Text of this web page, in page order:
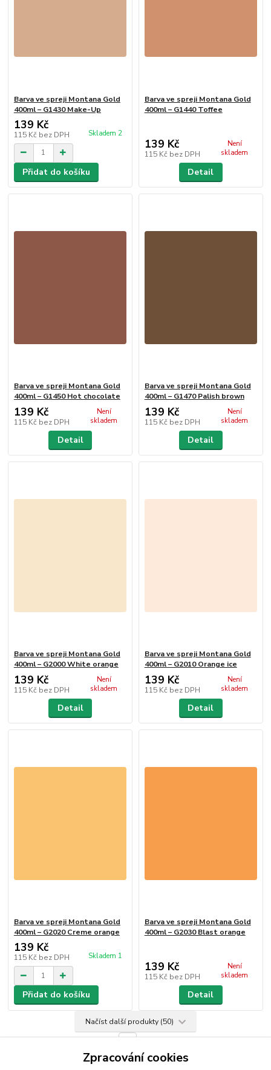
Barva ve spreji Montana Gold
400ml – G1430 Make-Up
139 Kč
115 Kč bez DPH Skladem 2
Přidat do košíku
Barva ve spreji Montana Gold
400ml – G1440 Toffee
139 Kč
115 Kč bez DPH
Není
skladem
Detail
Barva ve spreji Montana Gold
400ml – G1450 Hot chocolate
139 Kč
115 Kč bez DPH
Není
skladem
Detail
Barva ve spreji Montana Gold
400ml – G1470 Palish brown
139 Kč
115 Kč bez DPH
Není
skladem
Detail
Barva ve spreji Montana Gold
400ml – G2000 White orange
139 Kč
115 Kč bez DPH
Není
skladem
Detail
Barva ve spreji Montana Gold
400ml – G2010 Orange ice
139 Kč
115 Kč bez DPH
Není
skladem
Detail
Barva ve spreji Montana Gold
400ml – G2020 Creme orange
139 Kč
115 Kč bez DPH Skladem 1
Přidat do košíku
Barva ve spreji Montana Gold
400ml – G2030 Blast orange
139 Kč
115 Kč bez DPH
Není
skladem
Detail
Načíst další produkty (50)
Zpracování cookies